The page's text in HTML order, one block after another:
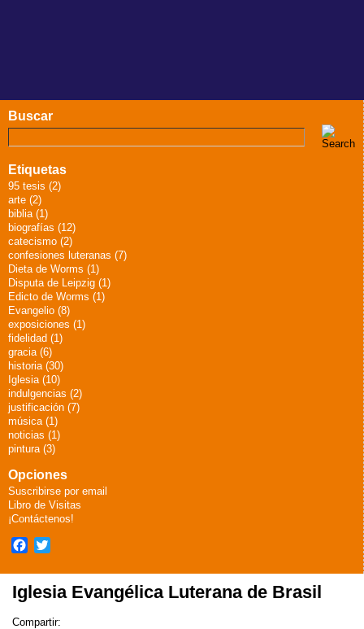
Buscar
Etiquetas
95 tesis (2)
arte (2)
biblia (1)
biografías (12)
catecismo (2)
confesiones luteranas (7)
Dieta de Worms (1)
Disputa de Leipzig (1)
Edicto de Worms (1)
Evangelio (8)
exposiciones (1)
fidelidad (1)
gracia (6)
historia (30)
Iglesia (10)
indulgencias (2)
justificación (7)
música (1)
noticias (1)
pintura (3)
Opciones
Suscribirse por email
Libro de Visitas
¡Contáctenos!
Facebook
Iglesia Evangélica Luterana de Brasil
Compartir: